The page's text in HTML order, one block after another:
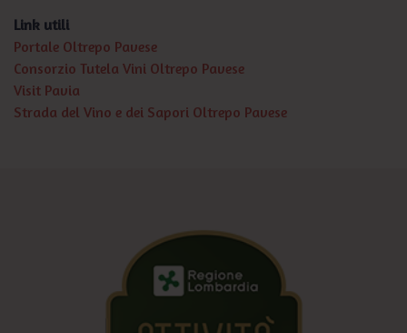
Link utili
Portale Oltrepo Pavese
Consorzio Tutela Vini Oltrepo Pavese
Visit Pavia
Strada del Vino e dei Sapori Oltrepo Pavese